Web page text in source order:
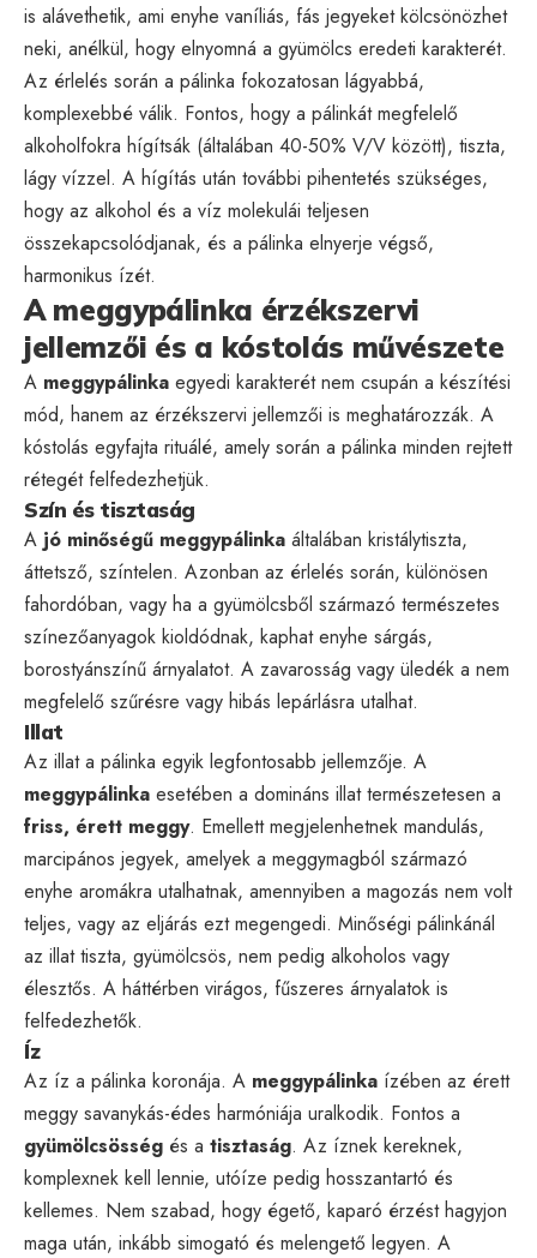
is alávethetik, ami enyhe vaníliás, fás jegyeket kölcsönözhet
neki, anélkül, hogy elnyomná a gyümölcs eredeti karakterét.
Az érlelés során a pálinka fokozatosan lágyabbá,
komplexebbé válik. Fontos, hogy a pálinkát megfelelő
alkoholfokra hígítsák (általában 40-50% V/V között), tiszta,
lágy vízzel. A hígítás után további pihentetés szükséges,
hogy az alkohol és a víz molekulái teljesen
összekapcsolódjanak, és a pálinka elnyerje végső,
harmonikus ízét.
A meggypálinka érzékszervi
jellemzői és a kóstolás művészete
A meggypálinka egyedi karakterét nem csupán a készítési
mód, hanem az érzékszervi jellemzői is meghatározzák. A
kóstolás egyfajta rituálé, amely során a pálinka minden rejtett
rétegét felfedezhetjük.
Szín és tisztaság
A jó minőségű meggypálinka általában kristálytiszta,
áttetsző, színtelen. Azonban az érlelés során, különösen
fahordóban, vagy ha a gyümölcsből származó természetes
színezőanyagok kioldódnak, kaphat enyhe sárgás,
borostyánszínű árnyalatot. A zavarosság vagy üledék a nem
megfelelő szűrésre vagy hibás lepárlásra utalhat.
Illat
Az illat a pálinka egyik legfontosabb jellemzője. A
meggypálinka esetében a domináns illat természetesen a
friss, érett meggy. Emellett megjelenhetnek mandulás,
marcipános jegyek, amelyek a meggymagból származó
enyhe aromákra utalhatnak, amennyiben a magozás nem volt
teljes, vagy az eljárás ezt megengedi. Minőségi pálinkánál
az illat tiszta, gyümölcsös, nem pedig alkoholos vagy
élesztős. A háttérben virágos, fűszeres árnyalatok is
felfedezhetők.
Íz
Az íz a pálinka koronája. A meggypálinka ízében az érett
meggy savanykás-édes harmóniája uralkodik. Fontos a
gyümölcsösség és a tisztaság. Az íznek kereknek,
komplexnek kell lennie, utóíze pedig hosszantartó és
kellemes. Nem szabad, hogy égető, kaparó érzést hagyjon
maga után, inkább simogató és melengető legyen. A